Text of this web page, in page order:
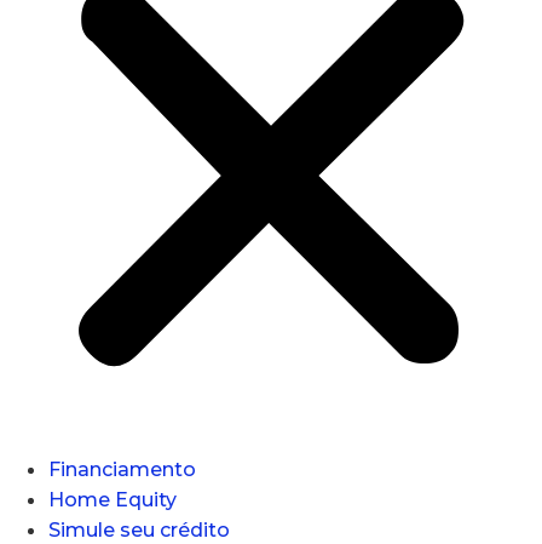
Financiamento
Home Equity
Simule seu crédito